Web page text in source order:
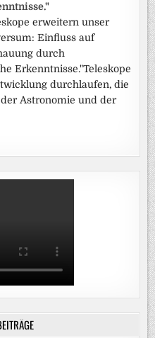
erweitern unser
Einfluss auf
durch
Erkenntnisse."Teleskope
durchlaufen, die
Astronomie und der